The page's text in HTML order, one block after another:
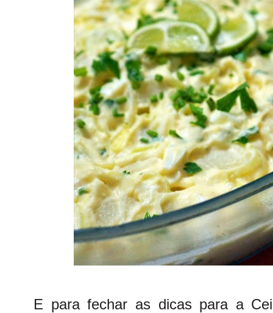
E para fechar as dicas para a